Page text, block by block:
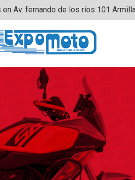
en Av. fernando de los ríos 101